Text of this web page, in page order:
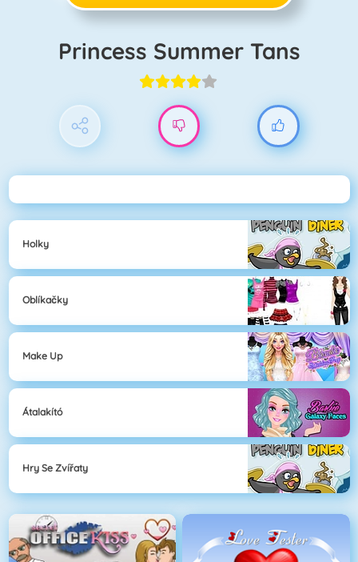
Princess Summer Tans
Holky
Oblíkačky
Make Up
Átalakító
Hry Se Zvířaty